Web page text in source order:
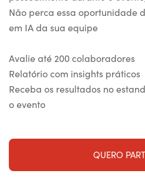
Não perca essa oportunidade
em IA da sua equipe
Avalie até 200 colaboradores
Relatório com insights práticos
Receba os resultados no
o evento
QUERO